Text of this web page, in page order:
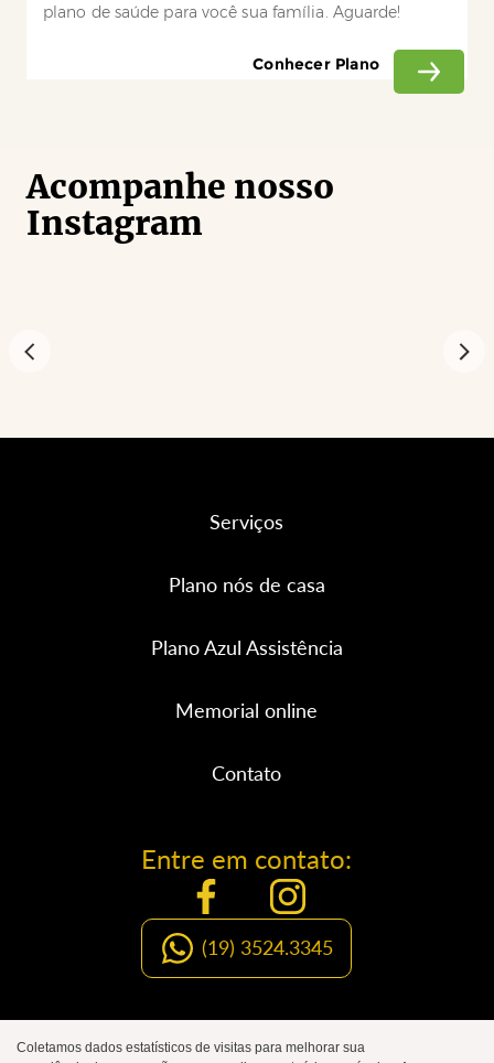
plano de saúde para você sua família. Aguarde!
Conhecer Plano
Acompanhe nosso
Instagram
Organização Social de Luto
Serviços
Plano nós de casa
Plano Azul Assistência
Memorial online
Contato
Entre em contato:
(19) 3524.3345
Coletamos dados estatísticos de visitas para melhorar sua